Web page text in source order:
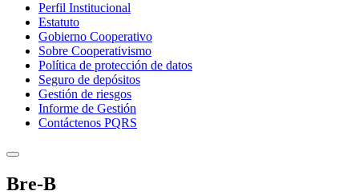
Perfil Institucional
Estatuto
Gobierno Cooperativo
Sobre Cooperativismo
Política de protección de datos
Seguro de depósitos
Gestión de riesgos
Informe de Gestión
Contáctenos PQRS
Bre-B